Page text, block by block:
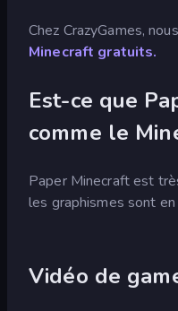
Chez CrazyGames,
Minecraft gratuits.
Est-ce que
comme le
Paper Minecraft est
les graphismes sont en
Vidéo de